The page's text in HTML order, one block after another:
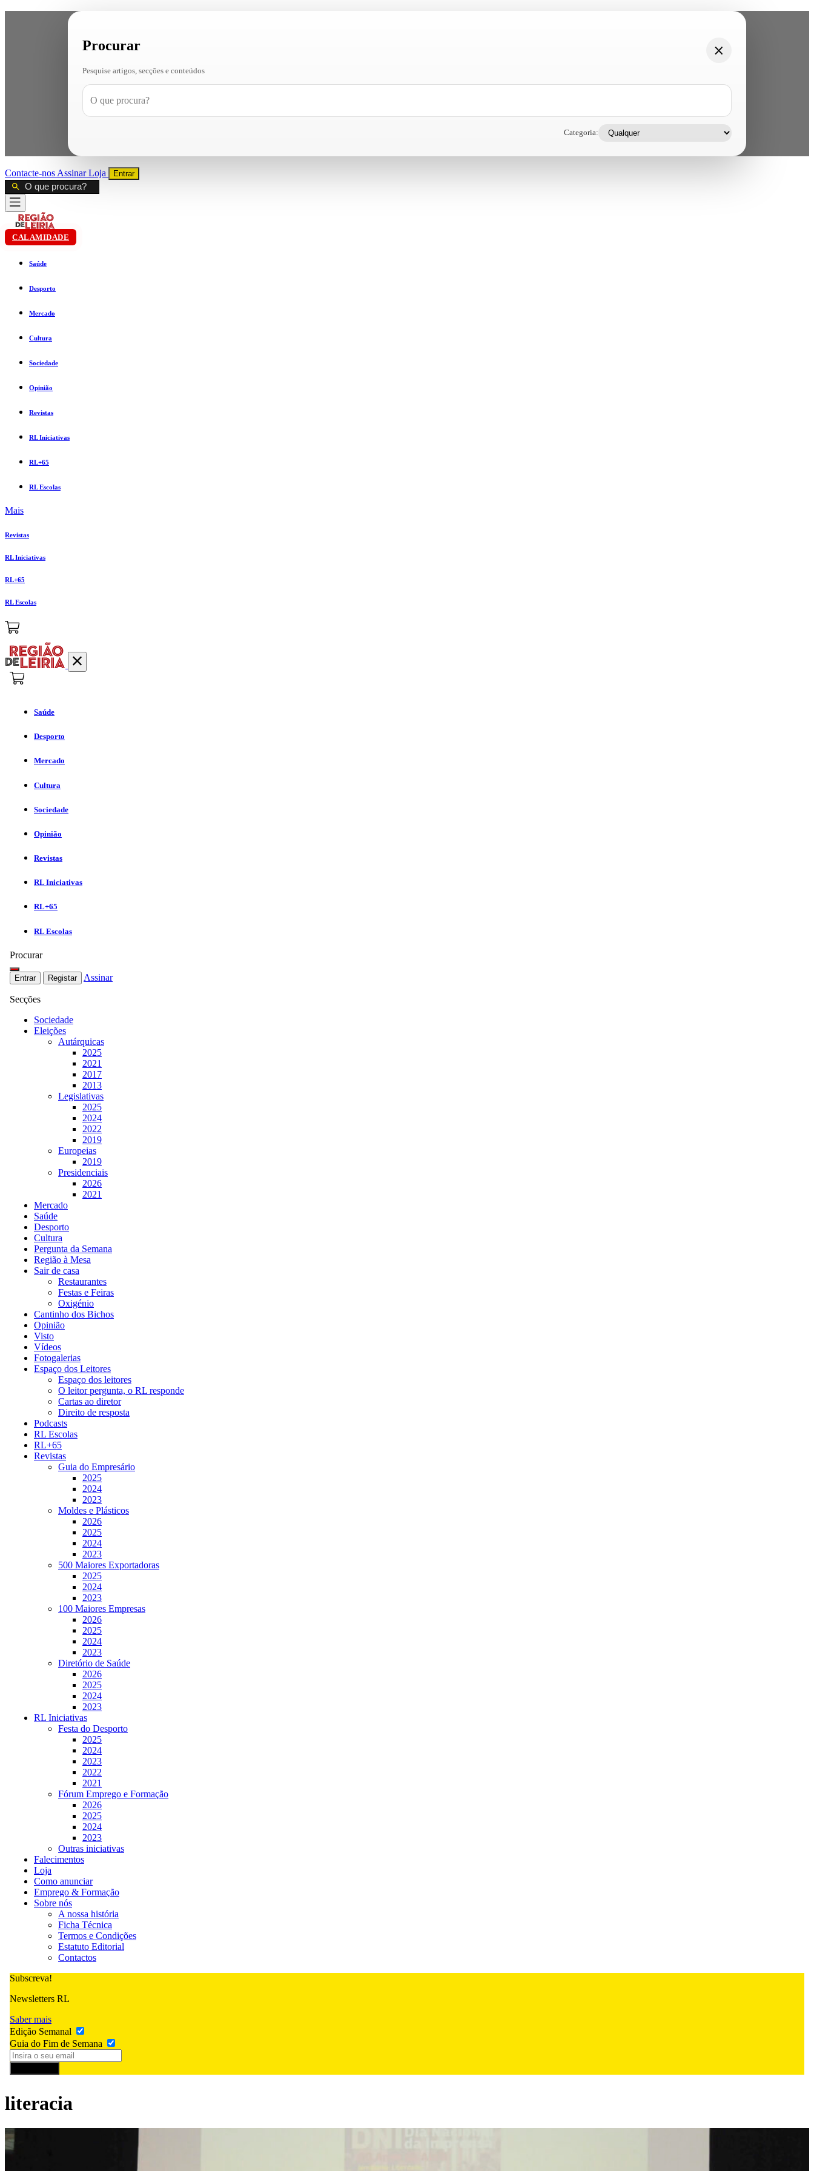
Procurar
Pesquise artigos, secções e conteúdos
Categoria:
Contacte-nos AssinarLoja Entrar
CALAMIDADE
Saúde
Desporto
Mercado
Cultura
Sociedade
Opinião
Revistas
RL Iniciativas
RL+65
RL Escolas
Mais
Revistas
RL Iniciativas
RL+65
RL Escolas
Saúde
Desporto
Mercado
Cultura
Sociedade
Opinião
Revistas
RL Iniciativas
RL+65
RL Escolas
Procurar
Entrar Registar Assinar
Secções
Sociedade
Eleições
Autárquicas
2025
2021
2017
2013
Legislativas
2025
2024
2022
2019
Europeias
2019
Presidenciais
2026
2021
Mercado
Saúde
Desporto
Cultura
Pergunta da Semana
Região à Mesa
Sair de casa
Restaurantes
Festas e Feiras
Oxigénio
Cantinho dos Bichos
Opinião
Visto
Vídeos
Fotogalerias
Espaço dos Leitores
Espaço dos leitores
O leitor pergunta, o RL responde
Cartas ao diretor
Direito de resposta
Podcasts
RL Escolas
RL+65
Revistas
Guia do Empresário
2025
2024
2023
Moldes e Plásticos
2026
2025
2024
2023
500 Maiores Exportadoras
2025
2024
2023
100 Maiores Empresas
2026
2025
2024
2023
Diretório de Saúde
2026
2025
2024
2023
RL Iniciativas
Festa do Desporto
2025
2024
2023
2022
2021
Fórum Emprego e Formação
2026
2025
2024
2023
Outras iniciativas
Falecimentos
Loja
Como anunciar
Emprego & Formação
Sobre nós
A nossa história
Ficha Técnica
Termos e Condições
Estatuto Editorial
Contactos
Subscreva!
Newsletters RL
Saber mais
Edição Semanal
Guia do Fim de Semana
literacia